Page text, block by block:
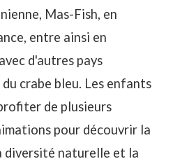
Mas-Fish, en
entre ainsi en
d'autres pays
crabe bleu. Les enfants
de plusieurs
pour découvrir la
diversité naturelle et la